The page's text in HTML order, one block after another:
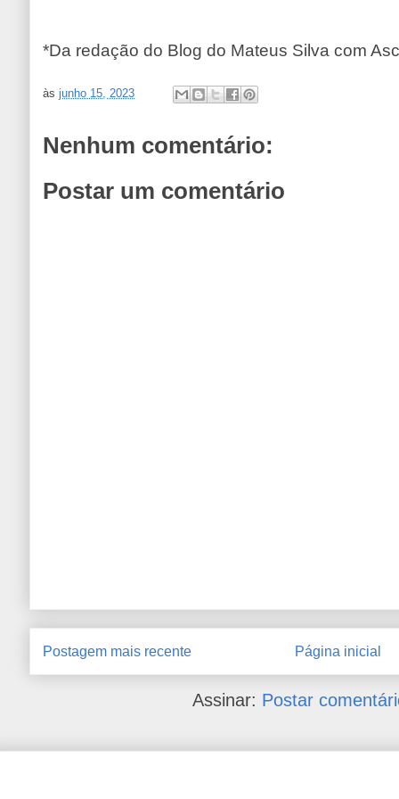
*Da redação do Blog do Mateus Silva com
àsjunho 15, 2023
Nenhum comentário:
Postar um comentário
Postagem mais recente Página inicial
Assinar: Postar